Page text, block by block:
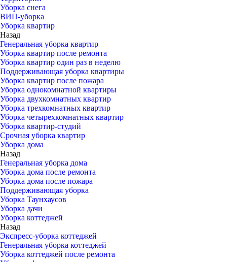
Уборка снега
ВИП-уборка
Уборка квартир
Назад
Генеральная уборка квартир
Уборка квартир после ремонта
Уборка квартир один раз в неделю
Поддерживающая уборка квартиры
Уборка квартир после пожара
Уборка однокомнатной квартиры
Уборка двухкомнатных квартир
Уборка трехкомнатных квартир
Уборка четырехкомнатных квартир
Уборка квартир-студий
Срочная уборка квартир
Уборка дома
Назад
Генеральная уборка дома
Уборка дома после ремонта
Уборка дома после пожара
Поддерживающая уборка
Уборка Таунхаусов
Уборка дачи
Уборка коттеджей
Назад
Экспресс-уборка коттеджей
Генеральная уборка коттеджей
Уборка коттеджей после ремонта